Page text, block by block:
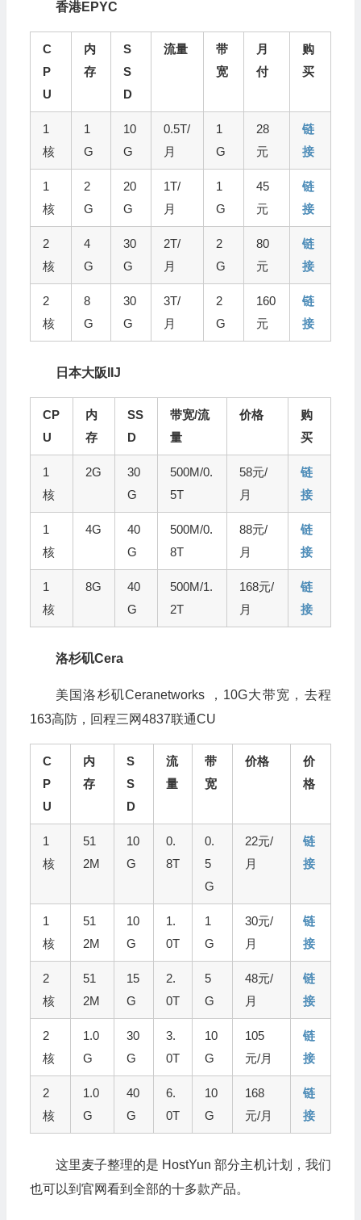
香港EPYC
C
P
U
内
存
S
S
D
流量
带
宽
月
付
购
买
1
核
1
G
10
G
0.5T/
月
1
G
28
元
链
接
1
核
2
G
20
G
1T/
月
1
G
45
元
链
接
2
核
4
G
30
G
2T/
月
2
G
80
元
链
接
2
核
8
G
30
G
3T/
月
2
G
160
元
链
接
日本大阪IIJ
CP
U
内
存
SS
D
带宽/流
量
价格
购
买
1
核
2G
30
G
500M/0.
5T
58元/
月
链
接
1
核
4G
40
G
500M/0.
8T
88元/
月
链
接
1
核
8G
40
G
500M/1.
2T
168元/
月
链
接
洛杉矶Cera
美国洛杉矶Ceranetworks ，10G大带宽，去程
163高防，回程三网4837联通CU
C
P
U
内
存
S
S
D
流
量
带
宽
价格
价
格
1
核
51
2M
10
G
0.
8T
0.
5
G
22元/
月
链
接
1
核
51
2M
10
G
1.
0T
1
G
30元/
月
链
接
2
核
51
2M
15
G
2.
0T
5
G
48元/
月
链
接
2
核
1.0
G
30
G
3.
0T
10
G
105
元/月
链
接
2
核
1.0
G
40
G
6.
0T
10
G
168
元/月
链
接
这里麦子整理的是 HostYun 部分主机计划，我们
也可以到官网看到全部的十多款产品。